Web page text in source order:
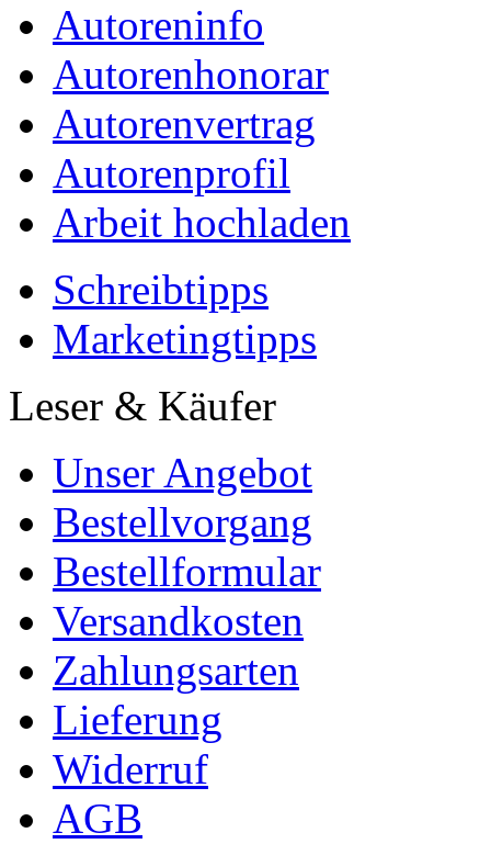
Autoreninfo
Autorenhonorar
Autorenvertrag
Autorenprofil
Arbeit hochladen
Schreibtipps
Marketingtipps
Leser & Käufer
Unser Angebot
Bestellvorgang
Bestellformular
Versandkosten
Zahlungsarten
Lieferung
Widerruf
AGB